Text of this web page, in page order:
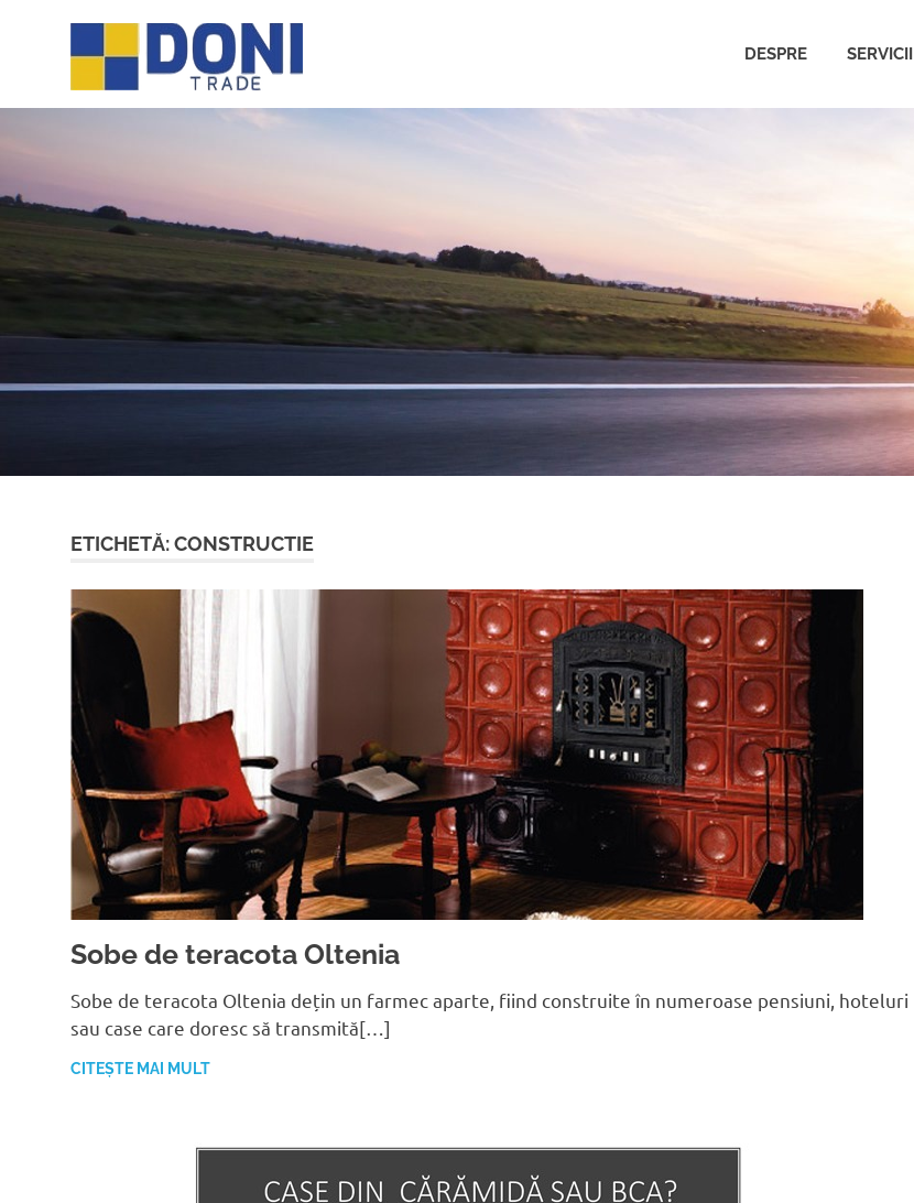
Trade
DESPRE SERVICII
ETICHETĂ:CONSTRUCTIE
Sobe de teracota Oltenia
Sobe de teracota Oltenia dețin un farmec aparte, fiind construite în numeroase pensiuni, hoteluri
sau case care doresc să transmită[…]
CITEȘTE MAI MULT